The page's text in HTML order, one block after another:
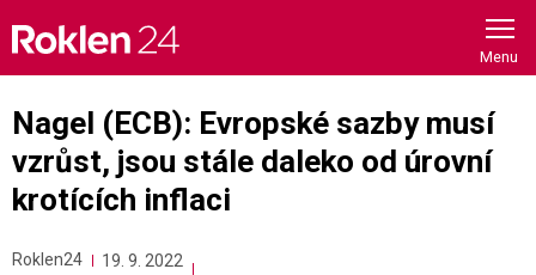
content
Nagel (ECB): Evropské sazby musí
vzrůst, jsou stále daleko od úrovní
krotících inflaci
Roklen24 19. 9. 2022